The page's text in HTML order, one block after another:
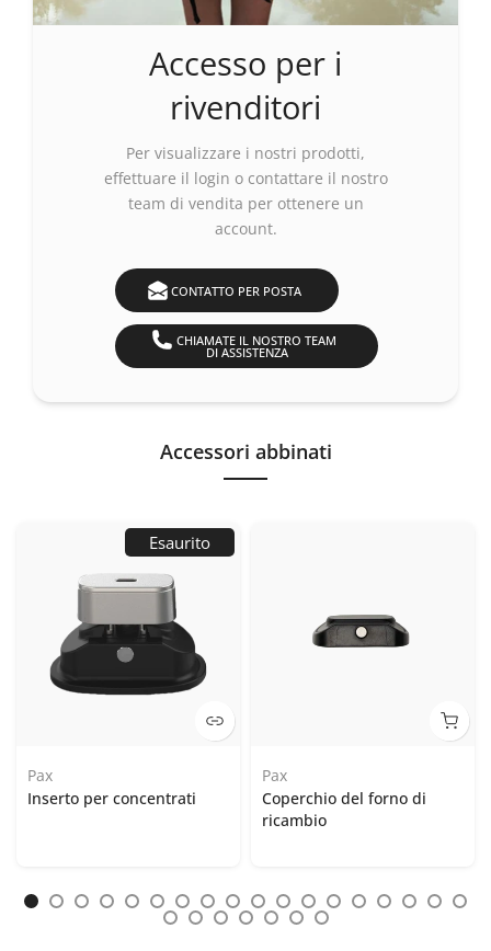
Accesso per i
rivenditori
Per visualizzare i nostri prodotti,
effettuare il login o contattare il nostro
team di vendita per ottenere un
account.
CONTATTO PER POSTA
CHIAMATE IL NOSTRO TEAM
DI ASSISTENZA
Accessori abbinati
Esaurito
Pax
Inserto per concentrati
Pax
Coperchio del forno di
ricambio